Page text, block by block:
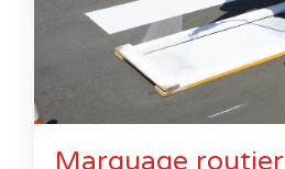
Marquage routier